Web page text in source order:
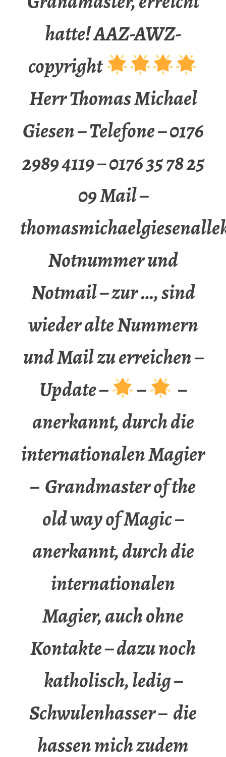
hatte! AAZ-AWZ-
copyright
Herr Thomas Michael
Giesen – Telefone – 0176
2989 4119 – 0176 35 78 25
09 Mail –
Notnummer und
Notmail – zur …, sind
wieder alte Nummern
und Mail zu erreichen –
Update –
–
–
anerkannt, durch die
internationalen Magier
– Grandmaster of the
old way of Magic –
anerkannt, durch die
internationalen
Magier, auch ohne
Kontakte – dazu noch
katholisch, ledig –
Schwulenhasser – die
hassen mich zudem